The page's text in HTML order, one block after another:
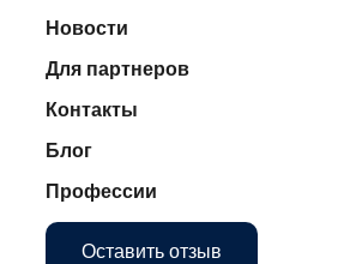
Новости
Для партнеров
Контакты
Блог
Профессии
Оставить отзыв